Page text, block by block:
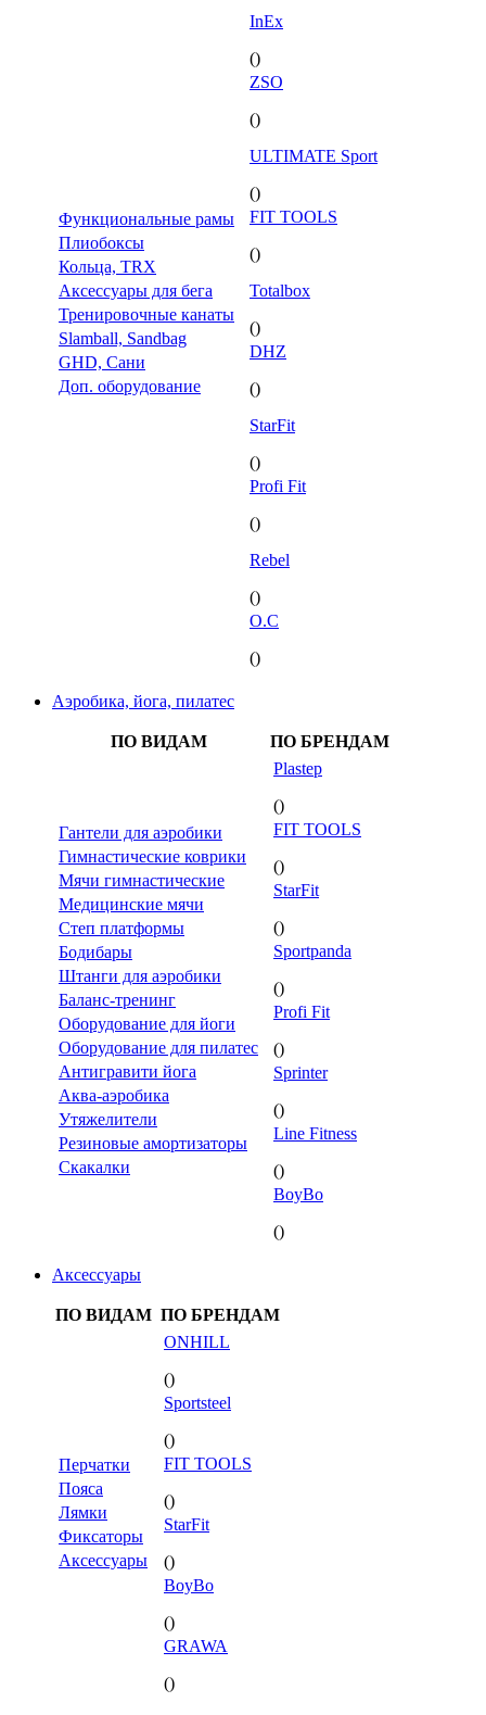
Функциональные рамы
Плиобоксы
Кольца, TRX
Аксессуары для бега
Тренировочные канаты
Slamball, Sandbag
GHD, Сани
Доп. оборудование
InEx
()
ZSO
()
ULTIMATE Sport
()
FIT TOOLS
()
Totalbox
()
DHZ
()
StarFit
()
Profi Fit
()
Rebel
()
O.C
()
Аэробика, йога, пилатес
ПО ВИДАМ ПО БРЕНДАМ
Гантели для аэробики
Гимнастические коврики
Мячи гимнастические
Медицинские мячи
Степ платформы
Бодибары
Штанги для аэробики
Баланс-тренинг
Оборудование для йоги
Оборудование для пилатес
Антигравити йога
Аква-аэробика
Утяжелители
Резиновые амортизаторы
Скакалки
Plastep
()
FIT TOOLS
()
StarFit
()
Sportpanda
()
Profi Fit
()
Sprinter
()
Line Fitness
()
BoyBo
()
Аксессуары
ПО ВИДАМ ПО БРЕНДАМ
Перчатки
Пояса
Лямки
Фиксаторы
Аксессуары
ONHILL
()
Sportsteel
()
FIT TOOLS
()
StarFit
()
BoyBo
()
GRAWA
()